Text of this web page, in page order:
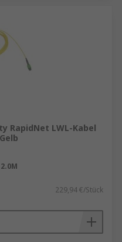
RapidNet LWL-Kabel
229,94 €/Stück